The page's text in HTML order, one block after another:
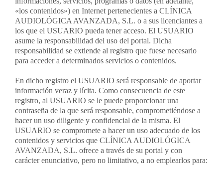
«los contenidos») en Internet pertenecientes a CLÍNICA
AUDIOLÓGICA AVANZADA, S.L. o a sus licenciantes a
los que el USUARIO pueda tener acceso. El USUARIO
asume la responsabilidad del uso del portal. Dicha
responsabilidad se extiende al registro que fuese necesario
para acceder a determinados servicios o contenidos.
En dicho registro el USUARIO será responsable de aportar
información veraz y lícita. Como consecuencia de este
registro, al USUARIO se le puede proporcionar una
contraseña de la que será responsable, comprometiéndose a
hacer un uso diligente y confidencial de la misma. El
USUARIO se compromete a hacer un uso adecuado de los
contenidos y servicios que CLÍNICA AUDIOLÓGICA
AVANZADA, S.L. ofrece a través de su portal y con
carácter enunciativo, pero no limitativo, a no emplearlos para: